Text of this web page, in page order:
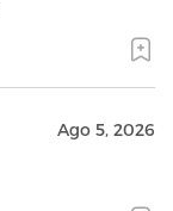
Ago 5, 2026